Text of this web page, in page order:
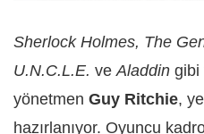
Sherlock Holmes, The
U.N.C.L.E. veAladdin gibi
yönetmen Guy Ritchie,
hazırlanıyor. Oyuncu